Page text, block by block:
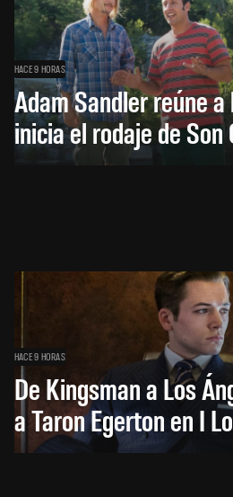
HACE 9 HORAS
Adam Sandler reúne
inicia el rodaje de Son
HACE 9 HORAS
De Kingsman a Los
a Taron Egerton en I